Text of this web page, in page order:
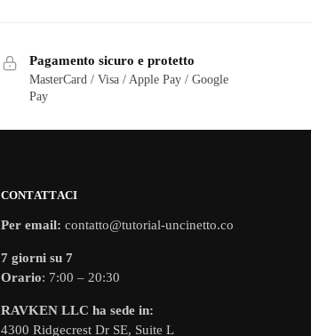
Pagamento sicuro e protetto
MasterCard / Visa / Apple Pay / Google
Pay
CONTATTACI
Per email: contatto@tutorial-uncinetto.co
7 giorni su 7
Orario: 7:00 – 20:30
RAVKEN LLC ha sede in:
4300 Ridgecrest Dr SE, Suite L